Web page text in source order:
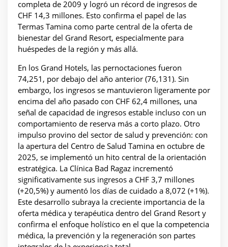
completa de 2009 y logró un récord de ingresos de
CHF 14,3 millones. Esto confirma el papel de las
Termas Tamina como parte central de la oferta de
bienestar del Grand Resort, especialmente para
huéspedes de la región y más allá.
En los Grand Hotels, las pernoctaciones fueron
74,251, por debajo del año anterior (76,131). Sin
embargo, los ingresos se mantuvieron ligeramente por
encima del año pasado con CHF 62,4 millones, una
señal de capacidad de ingresos estable incluso con un
comportamiento de reserva más a corto plazo. Otro
impulso provino del sector de salud y prevención: con
la apertura del Centro de Salud Tamina en octubre de
2025, se implementó un hito central de la orientación
estratégica. La Clínica Bad Ragaz incrementó
significativamente sus ingresos a CHF 3,7 millones
(+20,5%) y aumentó los días de cuidado a 8,072 (+1%).
Este desarrollo subraya la creciente importancia de la
oferta médica y terapéutica dentro del Grand Resort y
confirma el enfoque holístico en el que la competencia
médica, la prevención y la regeneración son partes